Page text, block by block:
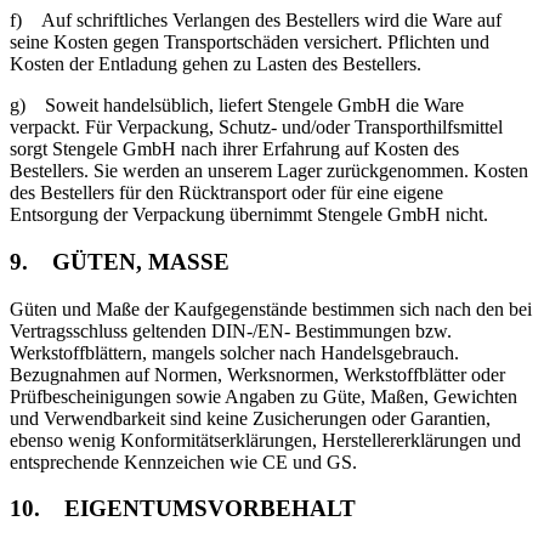
f) Auf schriftliches Verlangen des Bestellers wird die Ware auf
seine Kosten gegen Transportschäden versichert. Pflichten und
Kosten der Entladung gehen zu Lasten des Bestellers.
g) Soweit handelsüblich, liefert Stengele GmbH die Ware
verpackt. Für Verpackung, Schutz- und/oder Transporthilfsmittel
sorgt Stengele GmbH nach ihrer Erfahrung auf Kosten des
Bestellers. Sie werden an unserem Lager zurückgenommen. Kosten
des Bestellers für den Rücktransport oder für eine eigene
Entsorgung der Verpackung übernimmt Stengele GmbH nicht.
9. GÜTEN, MASSE
Güten und Maße der Kaufgegenstände bestimmen sich nach den bei
Vertragsschluss geltenden DIN-/EN- Bestimmungen bzw.
Werkstoffblättern, mangels solcher nach Handelsgebrauch.
Bezugnahmen auf Normen, Werksnormen, Werkstoffblätter oder
Prüfbescheinigungen sowie Angaben zu Güte, Maßen, Gewichten
und Verwendbarkeit sind keine Zusicherungen oder Garantien,
ebenso wenig Konformitätserklärungen, Herstellererklärungen und
entsprechende Kennzeichen wie CE und GS.
10. EIGENTUMSVORBEHALT